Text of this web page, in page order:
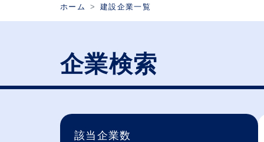
ホーム 建設企業一覧
企業検索
該当企業数